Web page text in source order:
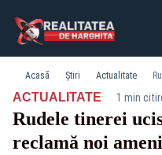
Acasă Știri Actualitate
ACTUALITATE· 1 min
Rudele tinerei
reclamă noi